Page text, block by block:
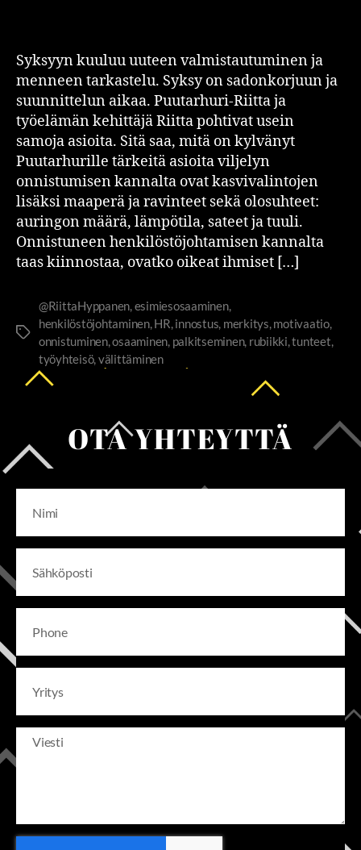
Syksyyn kuuluu uuteen valmistautuminen ja
menneen tarkastelu. Syksy on sadonkorjuun ja
suunnittelun aikaa. Puutarhuri-Riitta ja
työelämän kehittäjä Riitta pohtivat usein
samoja asioita. Sitä saa, mitä on kylvänyt
Puutarhurille tärkeitä asioita viljelyn
onnistumisen kannalta ovat kasvivalintojen
lisäksi maaperä ja ravinteet sekä olosuhteet:
auringon määrä, lämpötila, sateet ja tuuli.
Onnistuneen henkilöstöjohtamisen kannalta
taas kiinnostaa, ovatko oikeat ihmiset […]
@RiittaHyppanen,esimiesosaaminen,
henkilöstöjohtaminen,HR,innostus, merkitys,motivaatio,
onnistuminen,osaaminen, palkitseminen, rubiikki,tunteet,
työyhteisö,välittäminen
OTA YHTEYTTÄ